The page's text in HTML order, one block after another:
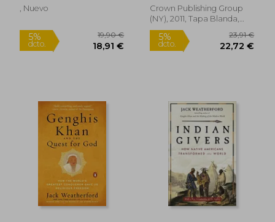
, Nuevo
(en Inglés)
Crown Publishing Group
(NY), 2011, Tapa Blanda,
Nuevo